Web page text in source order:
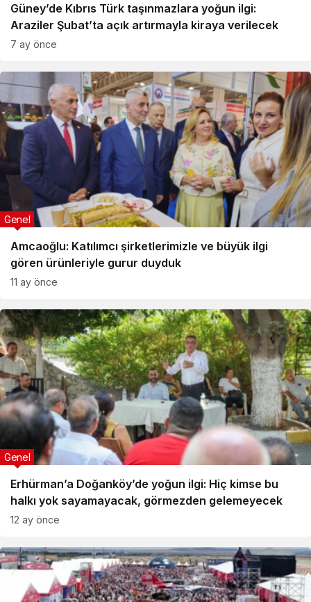
Güney’de Kıbrıs Türk taşınmazlara yoğun ilgi:
Araziler Şubat’ta açık artırmayla kiraya verilecek
7 ay önce
Amcaoğlu: Katılımcı şirketlerimizle ve büyük ilgi
gören ürünleriyle gurur duyduk
Genel
11 ay önce
Erhürman’a Doğanköy’de yoğun ilgi: Hiç kimse bu
halkı yok sayamayacak, görmezden gelemeyecek
Genel
12 ay önce